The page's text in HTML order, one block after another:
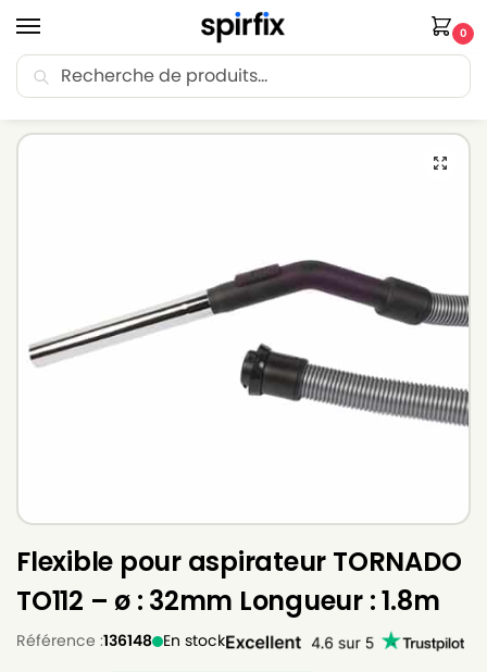
0
🚚 Livraison Point Relais offerte dès 30€ d’achat.
Flexible pour aspirateur TORNADO
TO112 – ø : 32mm Longueur : 1.8m
Référence :136148 En stock